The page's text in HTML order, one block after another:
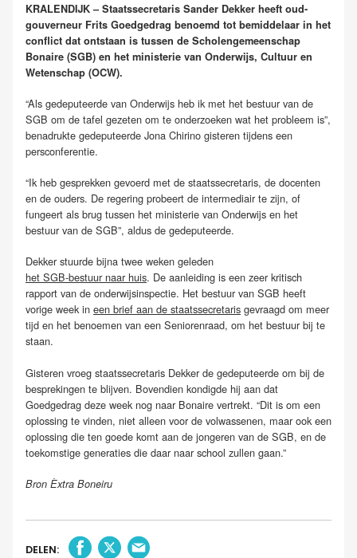
KRALENDIJK – Staatssecretaris Sander Dekker heeft oud-
gouverneur Frits Goedgedrag benoemd tot bemiddelaar in het
conflict dat ontstaan is tussen de Scholengemeenschap
Bonaire (SGB) en het ministerie van Onderwijs, Cultuur en
Wetenschap (OCW).
“Als gedeputeerde van Onderwijs heb ik met het bestuur van de
SGB om de tafel gezeten om te onderzoeken wat het probleem is”,
benadrukte gedeputeerde Jona Chirino gisteren tijdens een
persconferentie.
“Ik heb gesprekken gevoerd met de staatssecretaris, de docenten
en de ouders. De regering probeert de intermediair te zijn, of
fungeert als brug tussen het ministerie van Onderwijs en het
bestuur van de SGB”, aldus de gedeputeerde.
Dekker stuurde bijna twee weken geleden
het SGB-bestuur naar huis. De aanleiding is een zeer kritisch
rapport van de onderwijsinspectie. Het bestuur van SGB heeft
vorige week in een brief aan de staatssecretaris gevraagd om meer
tijd en het benoemen van een Seniorenraad, om het bestuur bij te
staan.
Gisteren vroeg staatssecretaris Dekker de gedeputeerde om bij de
besprekingen te blijven. Bovendien kondigde hij aan dat
Goedgedrag deze week nog naar Bonaire vertrekt. “Dit is om een
oplossing te vinden, niet alleen voor de volwassenen, maar ook een
oplossing die ten goede komt aan de jongeren van de SGB, en de
toekomstige generaties die daar naar school zullen gaan.”
Bron Èxtra Boneiru
DELEN: